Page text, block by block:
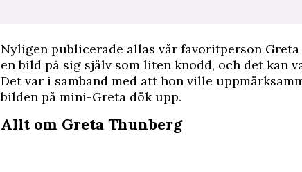
Nyligen publicerade allas vår favoritperson
en bild på sig själv som liten knodd, och det kan
Det var i samband med att hon ville
bilden på mini-Greta dök upp.
Allt om Greta Thunberg